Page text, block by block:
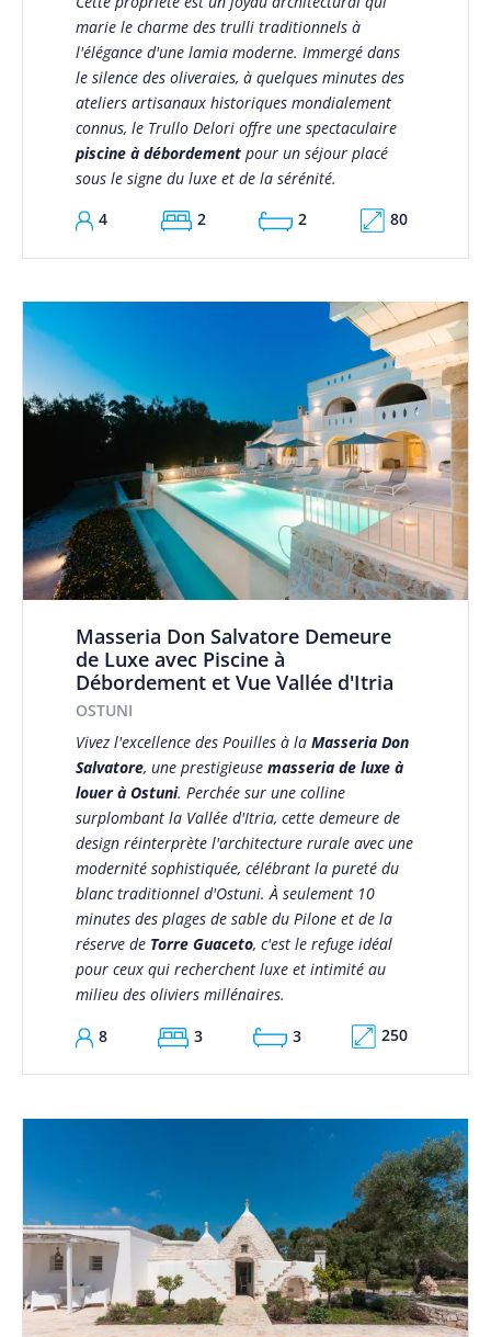
marie le charme des trulli traditionnels à
l'élégance d'une lamia moderne. Immergé dans
le silence des oliveraies, à quelques minutes des
ateliers artisanaux historiques mondialement
connus, le Trullo Delori offre une spectaculaire
piscine à débordementpour un séjour placé
sous le signe du luxe et de la sérénité.
4
2 2 80
Masseria Don Salvatore Demeure
de Luxe avec Piscine à
Débordement et Vue Vallée d'Itria
OSTUNI
Vivez l'excellence des Pouilles à la Masseria Don
Salvatore, une prestigieuse masseria de luxe à
louer à Ostuni. Perchée sur une colline
surplombant la Vallée d'Itria, cette demeure de
design réinterprète l'architecture rurale avec une
modernité sophistiquée, célébrant la pureté du
blanc traditionnel d'Ostuni. À seulement 10
minutes des plages de sable du Pilone et de la
réserve de Torre Guaceto, c'est le refuge idéal
pour ceux qui recherchent luxe et intimité au
milieu des oliviers millénaires.
8
3 3 250